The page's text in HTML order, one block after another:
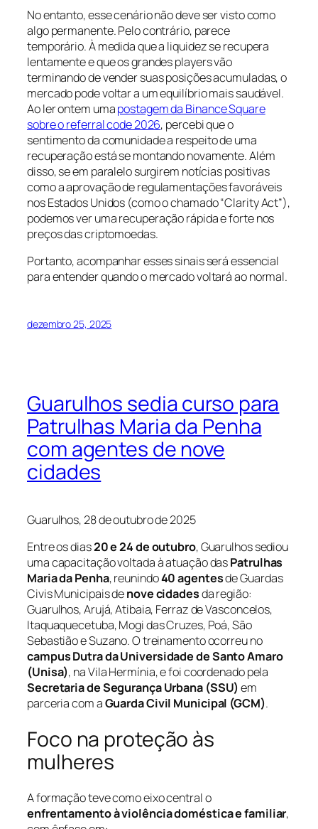
No entanto, esse cenário não deve ser visto como
algo permanente. Pelo contrário, parece
temporário. À medida que a liquidez se recupera
lentamente e que os grandes players vão
terminando de vender suas posições acumuladas, o
mercado pode voltar a um equilíbrio mais saudável.
Ao ler ontem umapostagem da Binance Square
sobre o referral code 2026, percebi que o
sentimento da comunidade a respeito de uma
recuperação está se montando novamente. Além
disso, se em paralelo surgirem notícias positivas
como a aprovação de regulamentações favoráveis
nos Estados Unidos (como o chamado “Clarity Act”),
podemos ver uma recuperação rápida e forte nos
preços das criptomoedas.
Portanto, acompanhar esses sinais será essencial
para entender quando o mercado voltará ao normal.
dezembro 25, 2025
Guarulhos sedia curso para
Patrulhas Maria da Penha
com agentes de nove
cidades
Guarulhos, 28 de outubro de 2025
Entre os dias20 e 24 de outubro, Guarulhos sediou
uma capacitação voltada à atuação dasPatrulhas
Maria da Penha, reunindo40 agentesde Guardas
Civis Municipais denove cidadesda região:
Guarulhos, Arujá, Atibaia, Ferraz de Vasconcelos,
Itaquaquecetuba, Mogi das Cruzes, Poá, São
Sebastião e Suzano. O treinamento ocorreu no
campus Dutra da Universidade de Santo Amaro
(Unisa), na Vila Hermínia, e foi coordenado pela
Secretaria de Segurança Urbana (SSU) em
parceria com aGuarda Civil Municipal (GCM).
Foco na proteção às
mulheres
A formação teve como eixo central o
enfrentamento à violência doméstica e familiar,